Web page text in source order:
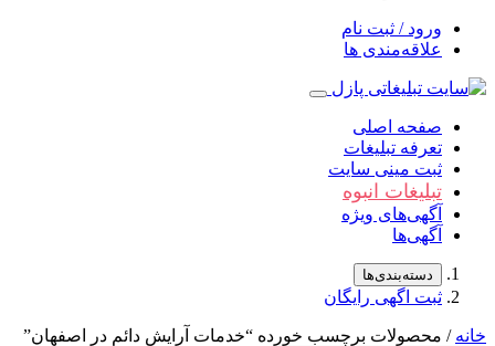
ورود / ثبت نام
علاقه‌مندی ها
صفحه اصلی
تعرفه تبلیغات
ثبت مینی سایت
تبلیغات انبوه
آگهی‌های ویژه
آگهی‌ها
دسته‌بندی‌ها
ثبت اگهی رایگان
خانه / محصولات برچسب خورده “خدمات آرایش دائم در اصفهان”